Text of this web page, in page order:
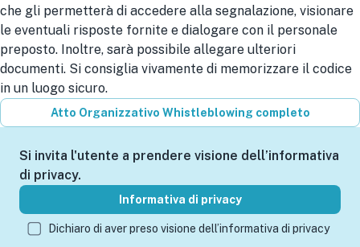
che gli permetterà di accedere alla segnalazione, visionare
le eventuali risposte fornite e dialogare con il personale
preposto. Inoltre, sarà possibile allegare ulteriori
documenti. Si consiglia vivamente di memorizzare il codice
in un luogo sicuro.
Atto Organizzativo Whistleblowing completo
Si invita l'utente a prendere visione dell’informativa
di privacy.
Informativa di privacy
Dichiaro di aver preso visione dell’informativa di privacy